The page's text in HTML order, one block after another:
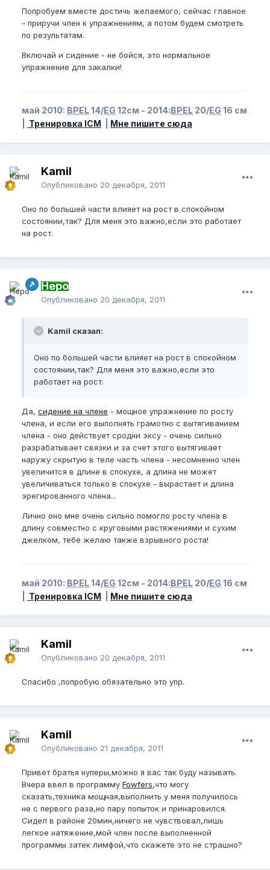
Попробуем вместе достичь желаемого, сейчас главное
- приручи член к упражнениям, а потом будем смотреть
по результатам.
Включай и сидение - не бойся, это нормальное
упражнение для закалки!
май 2010: BPEL14/EG 12см - 2014:BPEL 20/EG 16 см
Тренировка ICM Мне пишите сюда
Kamil
Опубликовано 20 декабря, 2011
Оно по большей части влияет на рост в спокойном
состоянии,так? Для меня это важно,если это работает
на рост.
Неро
Опубликовано 20 декабря, 2011
Kamil сказал:
Оно по большей части влияет на рост в спокойном
состоянии,так? Для меня это важно,если это
работает на рост.
Да, сидение на члене - мощное упражнение по росту
члена, и если его выполнять грамотно с вытягиванием
члена - оно действует сродни эксу - очень сильно
разрабатывает связки и за счет этого вытягивает
наружу скрытую в теле часть члена - несомненно член
увеличится в длине в спокухе, а длина не может
увеличиваться только в спокухе - вырастает и длина
эрегированного члена...
Лично оно мне очень сильно помогло росту члена в
длину совместно с круговыми растяжениями и сухим
джелком, тебе желаю также взрывного роста!
май 2010: BPEL14/EG 12см - 2014:BPEL 20/EG 16 см
Тренировка ICM Мне пишите сюда
Kamil
Опубликовано 20 декабря, 2011
Спасибо ,попробую обязательно это упр.
Kamil
Опубликовано 21 декабря, 2011
Привет братья нуперы,можно я вас так буду называть.
Вчера ввел в программу Fowfers,что могу
сказать,техника мощная,выполнить у меня получилось
не с первого раза,но пару попыток и принаровился.
Сидел в районе 20мин,ничего не чувствовал,лишь
легкое натяжение,мой член после выполненной
программы затек лимфой,что скажете это не страшно?